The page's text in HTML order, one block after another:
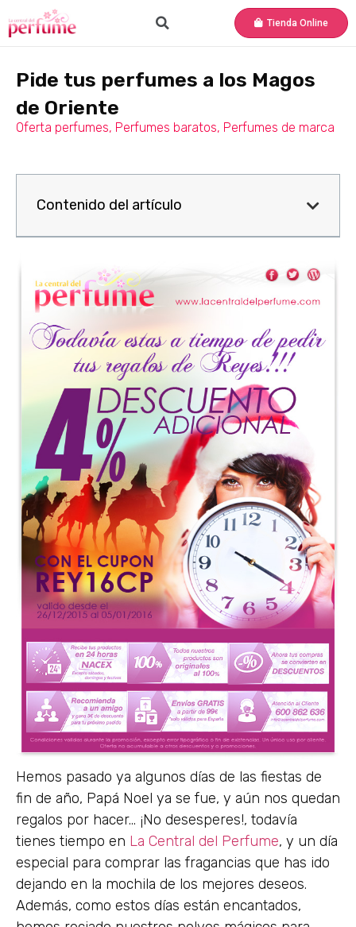
Tienda Online
Pide tus perfumes a los Magos
de Oriente
Oferta perfumes, Perfumes baratos, Perfumes de marca
Contenido del artículo
Hemos pasado ya algunos días de las fiestas de
fin de año, Papá Noel ya se fue, y aún nos quedan
regalos por hacer… ¡No desesperes!, todavía
tienes tiempo en La Central del Perfume, y un día
especial para comprar las fragancias que has ido
dejando en la mochila de los mejores deseos.
Además, como estos días están encantados,